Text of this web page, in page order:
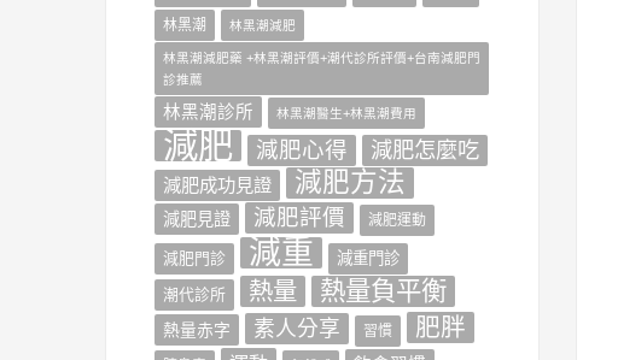
林黑潮 林黑潮減肥
林黑潮減肥藥 +林黑潮評價+潮代診所評價+台南減肥門
診推薦
林黑潮診所 林黑潮醫生+林黑潮費用
減肥 減肥心得 減肥怎麼吃
減肥成功見證 減肥方法
減肥見證 減肥評價 減肥運動
減肥門診 減重
減重門診
潮代診所
熱量 熱量負平衡
熱量赤字 素人分享 習慣 肥胖